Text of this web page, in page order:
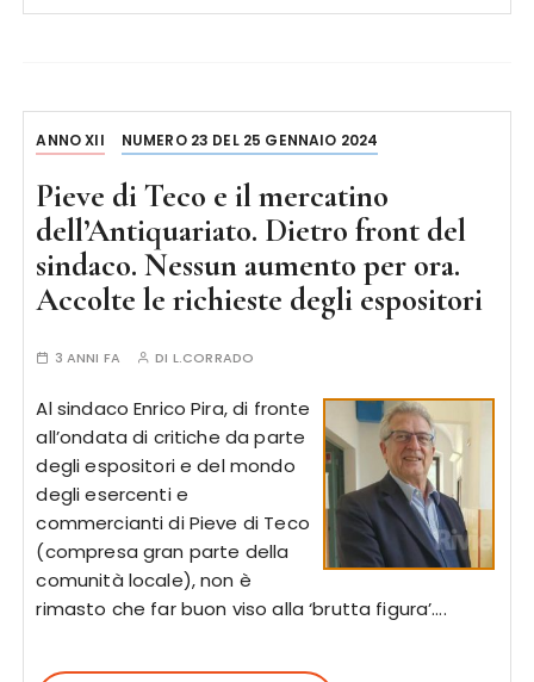
ANNO XII NUMERO 23 DEL 25 GENNAIO 2024
Pieve di Teco e il mercatino
dell’Antiquariato. Dietro front del
sindaco. Nessun aumento per ora.
Accolte le richieste degli espositori
3 ANNI FA DI L.CORRADO
Al sindaco Enrico Pira, di fronte
all’ondata di critiche da parte
degli espositori e del mondo
degli esercenti e
commercianti di Pieve di Teco
(compresa gran parte della
comunità locale), non è
rimasto che far buon viso alla ‘brutta figura’….